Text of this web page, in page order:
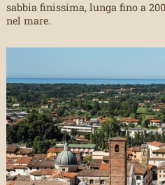
sabbia finissima, lunga fino a
nel mare.